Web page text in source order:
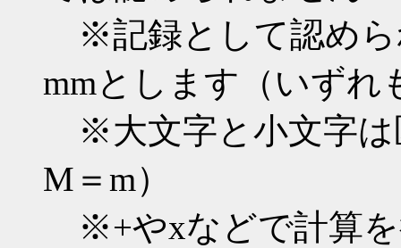
※記録として認めら
mmとします（いずれ
※大文字と小文字は
M＝m）
※+やxなどで計算を